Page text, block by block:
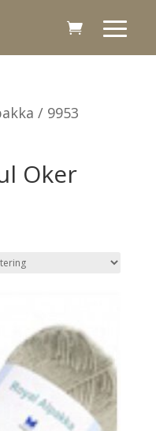
/ 9953
Oker